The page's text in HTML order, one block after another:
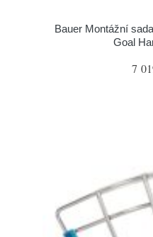
Bauer Montážní
Goal
7